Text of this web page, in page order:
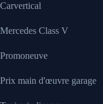
Carvertical
Mercedes Class V
Promoneuve
Prix main d'œuvre garage